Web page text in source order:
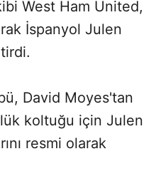
West Ham United,
İspanyol Julen
David Moyes'tan
koltuğu için Julen
resmi olarak